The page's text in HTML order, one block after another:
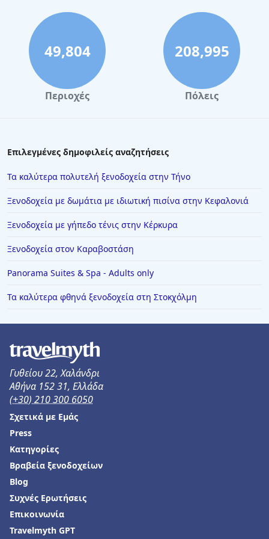
49,804
Περιοχές
208,995
Πόλεις
Επιλεγμένες δημοφιλείς αναζητήσεις
Τα καλύτερα πολυτελή ξενοδοχεία στην Τήνο
Ξενοδοχεία με δωμάτια με ιδιωτική πισίνα στην Κεφαλονιά
Ξενοδοχεία με γήπεδο τένις στην Κέρκυρα
Ξενοδοχεία στον Καραβοστάση
Panorama Suites & Spa - Adults only
Τα καλύτερα φθηνά ξενοδοχεία στη Στοκχόλμη
Γυθείου 22, Χαλάνδρι
Αθήνα 152 31, Ελλάδα
(+30) 210 300 6050
Σχετικά με Εμάς
Press
Κατηγορίες
Βραβεία ξενοδοχείων
Blog
Συχνές Ερωτήσεις
Επικοινωνία
Travelmyth GPT